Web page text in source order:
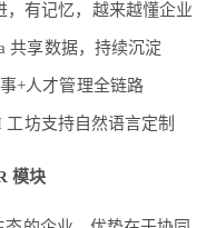
记忆，越来越懂企业
享数据，持续沉淀
人才管理全链路
支持自然语言定制
模块